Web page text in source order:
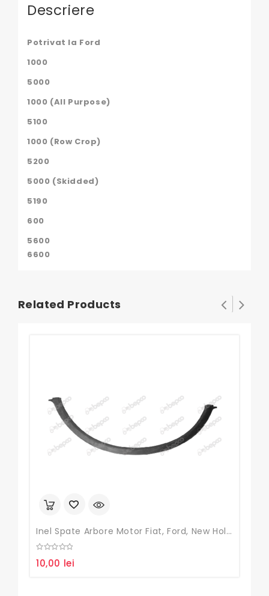
Descriere
Potrivat la Ford
1000
5000
1000 (All Purpose)
5100
1000 (Row Crop)
5200
5000 (Skidded)
5190
600
5600
6600
Related Products
Inel Spate Arbore Motor Fiat, Ford, New Holland, UTB 445
out
10,00 lei